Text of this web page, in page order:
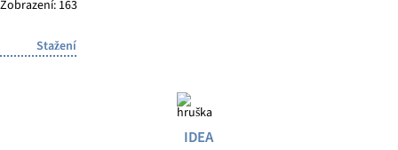
Zobrazení: 163
Stažení
IDEA